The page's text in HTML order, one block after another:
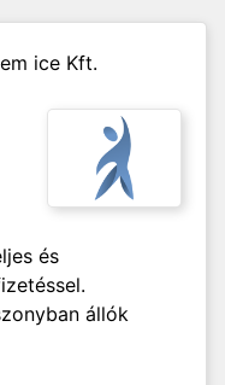
ice Kft.
és
állók